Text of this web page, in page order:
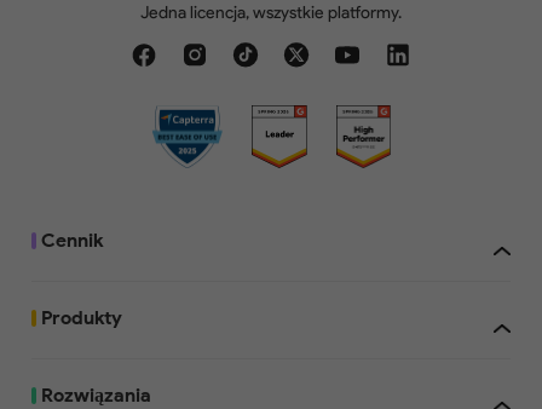
Jedna licencja, wszystkie platformy.
Cennik
Produkty
Rozwiązania